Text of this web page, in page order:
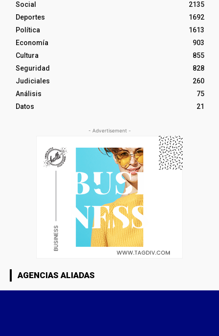
Social
2135
Deportes
1692
Política
1613
Economía
903
Cultura
855
Seguridad
828
Judiciales
260
Análisis
75
Datos
21
- Advertisement -
AGENCIAS ALIADAS